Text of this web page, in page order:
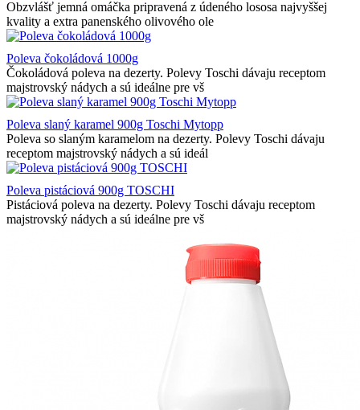
Obzvlášť jemná omáčka pripravená z údeného lososa najvyššej
kvality a extra panenského olivového ole
Poleva čokoládová 1000g
Čokoládová poleva na dezerty. Polevy Toschi dávaju receptom
majstrovský nádych a sú ideálne pre vš
Poleva slaný karamel 900g Toschi Mytopp
Poleva so slaným karamelom na dezerty. Polevy Toschi dávaju
receptom majstrovský nádych a sú ideál
Poleva pistáciová 900g TOSCHI
Pistáciová poleva na dezerty. Polevy Toschi dávaju receptom
majstrovský nádych a sú ideálne pre vš